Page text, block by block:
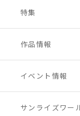
※特典
確認を
※特典
います
＊
-BOX
◆Blu-
P）
※富野
の新規
【品番
【 スペ
本編約
特集
作品情報
イベント情報
サンライズワー